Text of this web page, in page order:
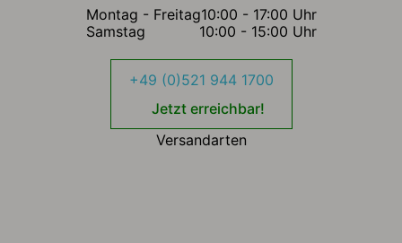
Montag - Freitag10:00 - 17:00 Uhr
Samstag
10:00 - 15:00 Uhr
+49 (0)521 944 1700
Jetzt erreichbar!
Versandarten